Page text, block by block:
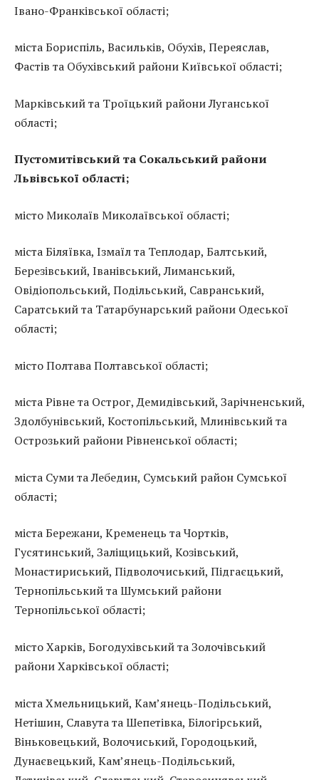
Івано-Франківської області;
міста Бориспіль, Васильків, Обухів, Переяслав,
Фастів та Обухівський райони Київської області;
Марківський та Троїцький райони Луганської
області;
Пустомитівський та Сокальський райони
Львівської області;
місто Миколаїв Миколаївської області;
міста Біляївка, Ізмаїл та Теплодар, Балтський,
Березівський, Іванівський, Лиманський,
Овідіопольський, Подільський, Савранський,
Саратський та Татарбунарський райони Одеської
області;
місто Полтава Полтавської області;
міста Рівне та Острог, Демидівський, Зарічненський,
Здолбунівський, Костопільський, Млинівський та
Острозький райони Рівненської області;
міста Суми та Лебедин, Сумський район Сумської
області;
міста Бережани, Кременець та Чортків,
Гусятинський, Заліщицький, Козівський,
Монастириський, Підволочиський, Підгаєцький,
Тернопільський та Шумський райони
Тернопільської області;
місто Харків, Богодухівський та Золочівський
райони Харківської області;
міста Хмельницький, Кам’янець-Подільський,
Нетішин, Славута та Шепетівка, Білогірський,
Віньковецький, Волочиський, Городоцький,
Дунаєвецький, Кам’янець-Подільський,